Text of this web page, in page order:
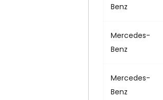
Benz
Mercedes-
Benz
Mercedes-
Benz